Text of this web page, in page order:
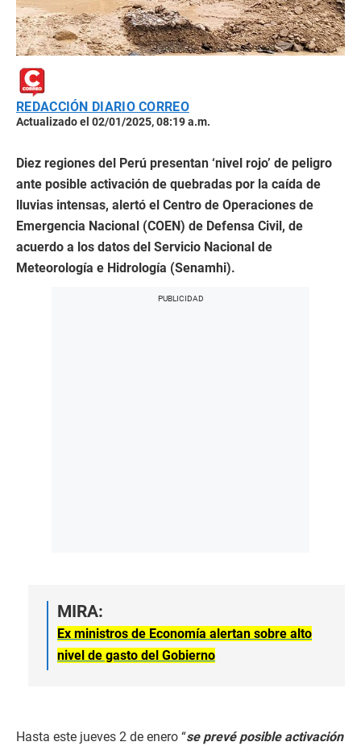
REDACCIÓN DIARIO CORREO
Actualizado el 02/01/2025, 08:19 a.m.
Diez regiones del Perú presentan ‘nivel rojo’ de peligro
ante posible activación de quebradas por la caída de
lluvias intensas, alertó el Centro de Operaciones de
Emergencia Nacional (COEN) de Defensa Civil, de
acuerdo a los datos del Servicio Nacional de
Meteorología e Hidrología (Senamhi).
MIRA:
Ex ministros de Economía alertan sobre alto
nivel de gasto del Gobierno
Hasta este jueves 2 de enero “se prevé posible activación